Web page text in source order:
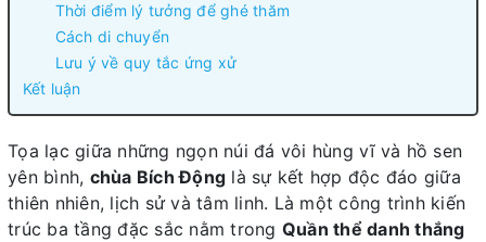
Thời điểm lý tưởng để ghé thăm
Cách di chuyển
Lưu ý về quy tắc ứng xử
Kết luận
Tọa lạc giữa những ngọn núi đá vôi hùng vĩ và hồ sen
yên bình, chùa Bích Động là sự kết hợp độc đáo giữa
thiên nhiên, lịch sử và tâm linh. Là một công trình kiến
trúc ba tầng đặc sắc nằm trong Quần thể danh thắng